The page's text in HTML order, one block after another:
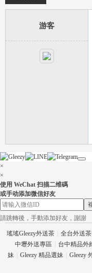
茶
游客
×
×
使用 WeChat 扫描二维碼
或手动添加微信好友
請跳轉後，手動添加好友，謝謝
瑤瑤Gleezy外送茶 全台外送
中壢外送專區
台中精品外
妹
Gleezy 精品選妹 Gleezy